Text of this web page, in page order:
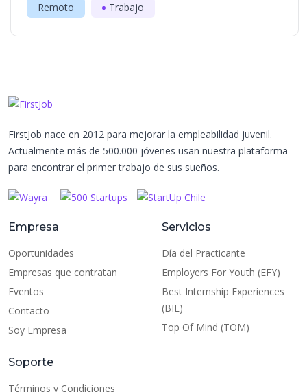
Remoto Trabajo
FirstJob nace en 2012 para mejorar la empleabilidad juvenil.
Actualmente más de 500.000 jóvenes usan nuestra plataforma
para encontrar el primer trabajo de sus sueños.
Empresa
Oportunidades
Empresas que contratan
Eventos
Contacto
Soy Empresa
Servicios
Día del Practicante
Employers For Youth (EFY)
Best Internship Experiences
(BIE)
Top Of Mind (TOM)
Soporte
Términos y Condiciones